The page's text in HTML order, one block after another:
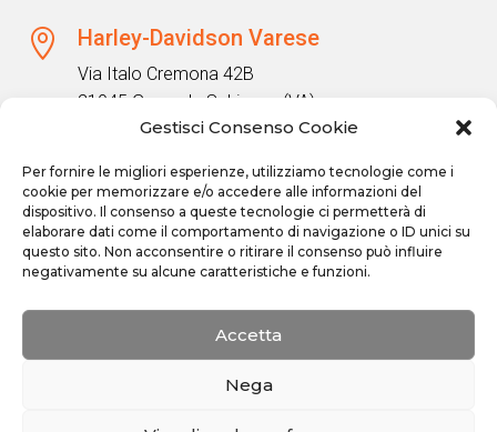
Gestisci Consenso Cookie
Per fornire le migliori esperienze, utilizziamo tecnologie come i
cookie per memorizzare e/o accedere alle informazioni del
dispositivo. Il consenso a queste tecnologie ci permetterà di
elaborare dati come il comportamento di navigazione o ID unici su
questo sito. Non acconsentire o ritirare il consenso può influire
negativamente su alcune caratteristiche e funzioni.
Accetta
Nega
 Harley-Davidson Varese
Via Italo Cremona 42B
21045 Gazzada Schianno (VA)
 Contatti
+39 0332 332663
corinna@harley-davidson-varese.com
} Orari apertura
Martedì-Venerdì: 09.00-12.30; 14.00-19-00